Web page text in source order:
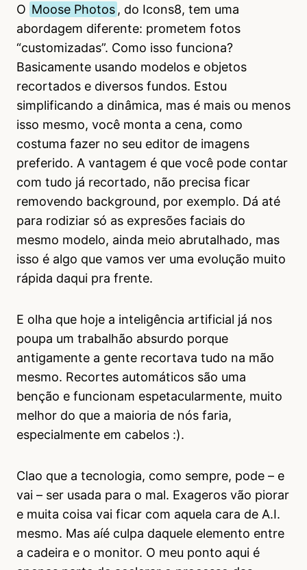
O Moose Photos , do Icons8, tem uma
abordagem diferente: prometem fotos
“customizadas”. Como isso funciona?
Basicamente usando modelos e objetos
recortados e diversos fundos. Estou
simplificando a dinâmica, mas é mais ou menos
isso mesmo, você monta a cena, como
costuma fazer no seu editor de imagens
preferido. A vantagem é que você pode contar
com tudo já recortado, não precisa ficar
removendo background, por exemplo. Dá até
para rodiziar só as expresões faciais do
mesmo modelo, ainda meio abrutalhado, mas
isso é algo que vamos ver uma evolução muito
rápida daqui pra frente.
E olha que hoje a inteligência artificial já nos
poupa um trabalhão absurdo porque
antigamente a gente recortava tudo na mão
mesmo. Recortes automáticos são uma
benção e funcionam espetacularmente, muito
melhor do que a maioria de nós faria,
especialmente em cabelos :).
Clao que a tecnologia, como sempre, pode – e
vai – ser usada para o mal. Exageros vão piorar
e muita coisa vai ficar com aquela cara de A.I.
mesmo. Mas aíé culpa daquele elemento entre
a cadeira e o monitor. O meu ponto aqui é